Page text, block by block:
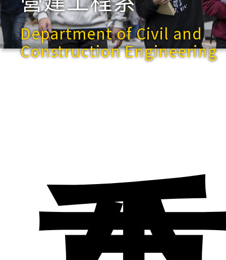
Department of Civil and
Construction Engineering